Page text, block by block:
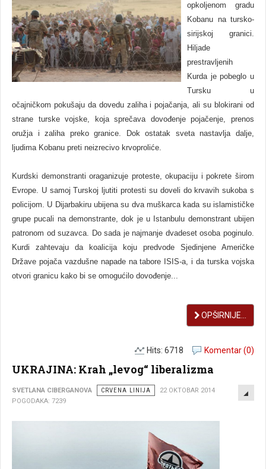
opkoljenom gradu
Kobanu na tursko-
sirijskoj granici.
Hiljade
prestravljenih
Kurda je pobeglo u
Tursku u
očajničkom pokušaju da dovedu zaliha i pojačanja, ali su blokirani od
strane turske vojske, koja sprečava dovođenje pojačenje, prenos
oružja i zaliha preko granice. Dok ostatak sveta nastavlja dalje,
ljudima Kobanu preti neizrecivo krvoproliće.
Kurdski demonstranti oraganizuje proteste, okupaciju i pokrete širom
Evrope. U samoj Turskoj ljutiti protesti su doveli do krvavih sukoba s
policijom. U Dijarbakiru ubijena su dva muškarca kada su islamističke
grupe pucali na demonstrante, dok je u Istanbulu demonstrant ubijen
patronom od suzavca. Do sada je najmanje dvadeset osoba poginulo.
Kurdi zahtevaju da koalicija koju predvode Sjedinjene Američke
Države pojača vazdušne napade na tabore ISIS-a, i da turska vojska
otvori granicu kako bi se omogućilo dovođenje...
OPŠIRNIJE...
Komentar (0)
Hits: 6718
UKRAJINA: Krah „levog“ liberalizma
SVETLANA CIBERGANOVA CRVENA LINIJA
22 OKTOBAR 2014
POGODAKA: 7239